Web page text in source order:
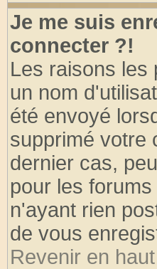
Je me suis
connecter ?!
Les raisons les
un nom
été envoyé
supprimé votre
dernier cas,
pour les
n'ayant rien
de vous
Revenir en haut